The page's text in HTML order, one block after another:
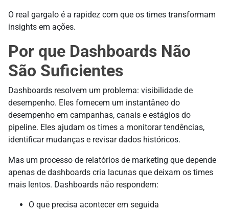
O real gargalo é a rapidez com que os times transformam
insights em ações.
Por que Dashboards Não
São Suficientes
Dashboards resolvem um problema: visibilidade de
desempenho. Eles fornecem um instantâneo do
desempenho em campanhas, canais e estágios do
pipeline. Eles ajudam os times a monitorar tendências,
identificar mudanças e revisar dados históricos.
Mas um processo de relatórios de marketing que depende
apenas de dashboards cria lacunas que deixam os times
mais lentos. Dashboards não respondem:
O que precisa acontecer em seguida